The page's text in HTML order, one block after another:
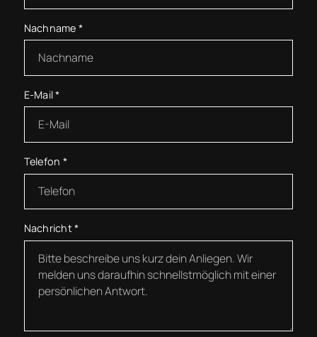
Nachname *
E-Mail*
Telefon *
Nachricht*